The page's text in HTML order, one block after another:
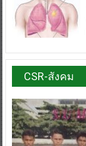
CSR-สังคม